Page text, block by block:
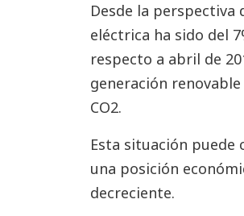
Desde la perspectiva
eléctrica ha sido del
respecto a abril de
generación
CO2.
Esta situación puede
una posición
decreciente.